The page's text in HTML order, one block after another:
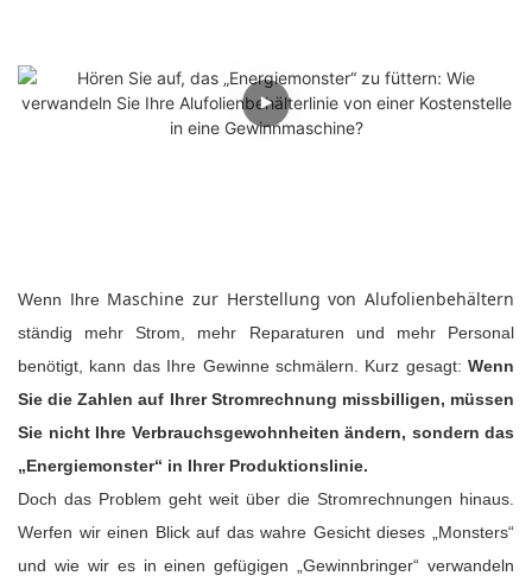
Wenn Ihre Maschine zur Herstellung von Alufolienbehältern
ständig mehr Strom, mehr Reparaturen und mehr Personal
benötigt, kann das Ihre Gewinne schmälern. Kurz gesagt: Wenn
Sie die Zahlen auf Ihrer Stromrechnung missbilligen, müssen
Sie nicht Ihre Verbrauchsgewohnheiten ändern, sondern das
„Energiemonster“ in Ihrer Produktionslinie.
Doch das Problem geht weit über die Stromrechnungen hinaus.
Werfen wir einen Blick auf das wahre Gesicht dieses „Monsters“
und wie wir es in einen gefügigen „Gewinnbringer“ verwandeln